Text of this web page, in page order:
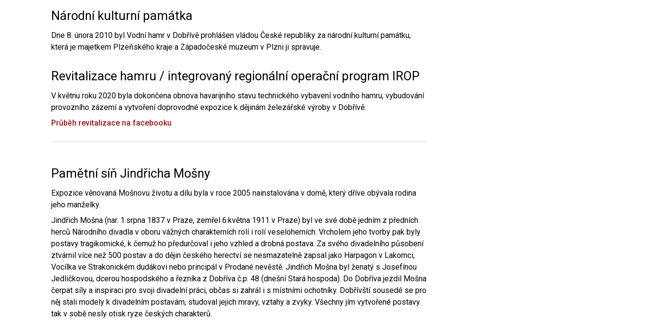
Národní kulturní památka
Dne 8. února 2010 byl Vodní hamr v Dobřívě prohlášen vládou České republiky za národní kulturní památku,
která je majetkem Plzeňského kraje a Západočeské muzeum v Plzni ji spravuje.
Revitalizace hamru / integrovaný regionální operační program IROP
V květnu roku 2020 byla dokončena obnova havarijního stavu technického vybavení vodního hamru, vybudování
provozního zázemí a vytvoření doprovodné expozice k dějinám železářské výroby v Dobřívě.
Průběh revitalizace na facebooku
Pamětní síň Jindřicha Mošny
Expozice věnovaná Mošnovu životu a dílu byla v roce 2005 nainstalována v domě, který dříve obývala rodina
jeho manželky.
Jindřich Mošna (nar. 1.srpna 1837 v Praze, zemřel 6.května 1911 v Praze) byl ve své době jedním z předních
herců Národního divadla v oboru vážných charakterních rolí i rolí veseloherních. Vrcholem jeho tvorby pak byly
postavy tragikomické, k čemuž ho předurčoval i jeho vzhled a drobná postava. Za svého divadelního působení
ztvárnil více než 500 postav a do dějin českého herectví se nesmazatelně zapsal jako Harpagon v Lakomci,
Vocílka ve Strakonickém dudákovi nebo principál v Prodané nevěstě. Jindřich Mošna byl ženatý s Josefínou
Jedličkovou, dcerou hospodského a řezníka z Dobříva č.p. 48 (dnešní Stará hospoda). Do Dobříva jezdil Mošna
čerpat síly a inspiraci pro svoji divadelní práci, občas si zahrál i s místními ochotníky. Dobřívští sousedé se pro
něj stali modely k divadelním postavám, studoval jejich mravy, vztahy a zvyky. Všechny jím vytvořené postavy
tak v sobě nesly otisk ryze českých charakterů.